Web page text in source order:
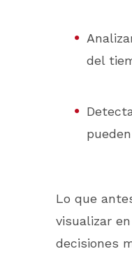
del
Lo que
visualizar
decisiones